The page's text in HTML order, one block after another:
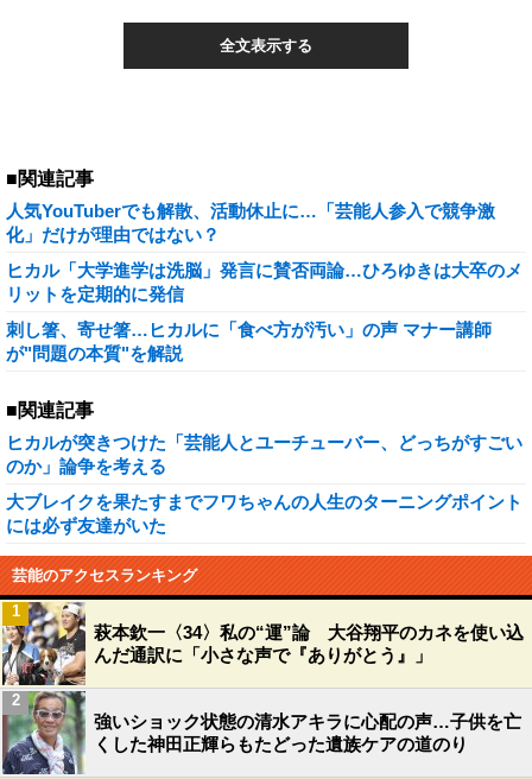
全文表示する
■関連記事
人気YouTuberでも解散、活動休止に…「芸能人参入で競争激
化」だけが理由ではない？
ヒカル「大学進学は洗脳」発言に賛否両論…ひろゆきは大卒のメ
リットを定期的に発信
刺し箸、寄せ箸…ヒカルに「食べ方が汚い」の声 マナー講師
が"問題の本質"を解説
■関連記事
ヒカルが突きつけた「芸能人とユーチューバー、どっちがすごい
のか」論争を考える
大ブレイクを果たすまでフワちゃんの人生のターニングポイント
には必ず友達がいた
芸能のアクセスランキング
萩本欽一〈34〉私の“運”論 大谷翔平のカネを使い込
んだ通訳に「小さな声で『ありがとう』」
1
強いショック状態の清水アキラに心配の声…子供を亡
くした神田正輝らもたどった遺族ケアの道のり
2